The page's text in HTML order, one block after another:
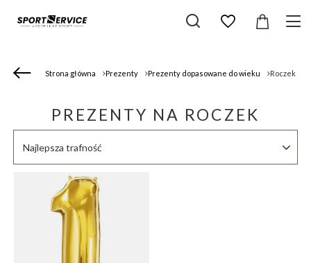
Strona główna Prezenty Prezenty dopasowane do wieku Roczek
PREZENTY NA ROCZEK
Zmień sortowanie
Najlepsza trafność